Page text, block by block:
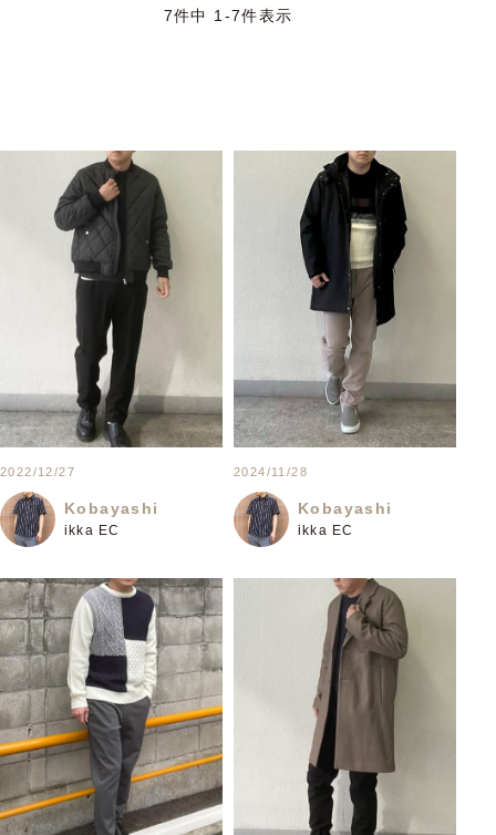
7件中 1 -7件表示
2022/12/27
Kobayashi
ikka EC
2024/11/28
Kobayashi
ikka EC